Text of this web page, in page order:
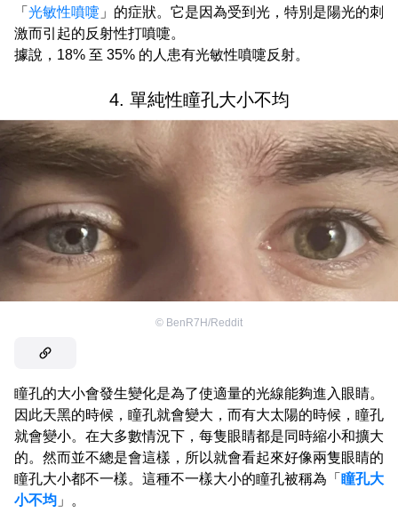
「 光敏性噴嚏 」的症狀。它是因為受到光，特別是陽光的刺
激而引起的反射性打噴嚏。
據說，18% 至 35% 的人患有光敏性噴嚏反射。
4. 單純性瞳孔大小不均
© BenR7H/Reddit
瞳孔的大小會發生變化是為了使適量的光線能夠進入眼睛。
因此天黑的時候，瞳孔就會變大，而有大太陽的時候，瞳孔
就會變小。在大多數情況下，每隻眼睛都是同時縮小和擴大
的。然而並不總是會這樣，所以就會看起來好像兩隻眼睛的
瞳孔大小都不一樣。這種不一樣大小的瞳孔被稱為「 瞳孔大
小不均 」。